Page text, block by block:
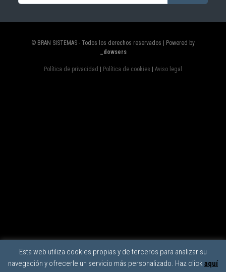
© BRAN SISTEMAS - Todos los derechos reservados | Powered by
_dowsers
Política de privacidad Política de cookies Aviso legal
Esta web utiliza cookies propias y de terceros para analizar su
navegación y ofrecerle un servicio más personalizado. Haz click aquí